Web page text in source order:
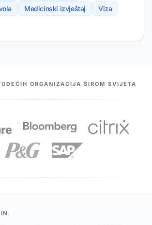
Medicinski izvještaj
Viza
ORGANIZACIJA ŠIROM SVIJETA